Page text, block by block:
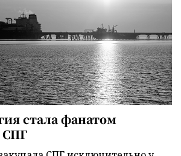
стала фанатом
СПГ